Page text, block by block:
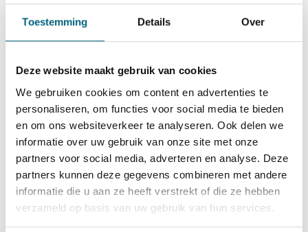
Toestemming Details Over
Deze website maakt gebruik van cookies
We gebruiken cookies om content en advertenties te
personaliseren, om functies voor social media te bieden
en om ons websiteverkeer te analyseren. Ook delen we
informatie over uw gebruik van onze site met onze
partners voor social media, adverteren en analyse. Deze
partners kunnen deze gegevens combineren met andere
informatie die u aan ze heeft verstrekt of die ze hebben
verzameld op basis van uw gebruik van hun services.
SISTEC
Bekijk alles Inbraakwerende Kluis
3.473,-
Op voorraad: .
Bekijk de reviews
Officieel ECB-S gecertificeerde brand en inbraakwerende
kluis in de klasse S2 / grade S2 / CEN S2 conform EN